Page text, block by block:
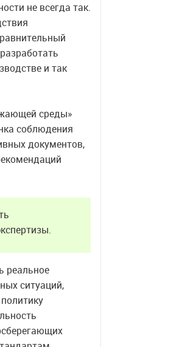
не всегда так.
и так
среды»
соблюдения
документов,
реальное
ситуаций,